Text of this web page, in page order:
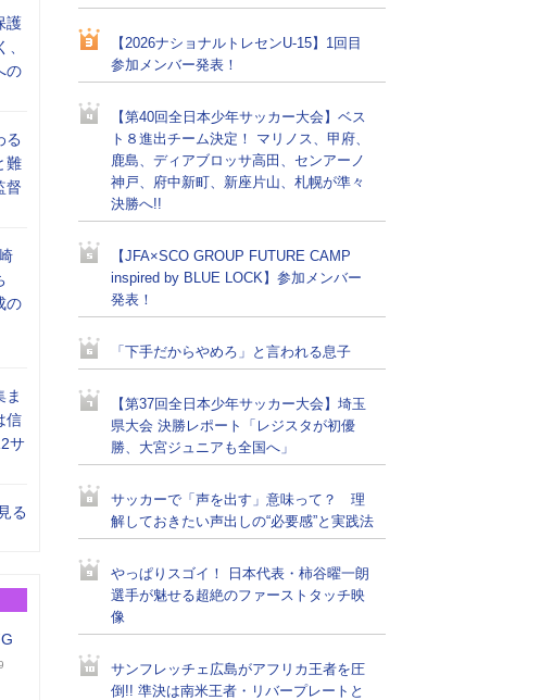
護
の
る
難
督
の
ま
信
サ
る
【2026ナショナルトレセンU-15】1回目
参加メンバー発表！
【第40回全日本少年サッカー大会】ベス
ト８進出チーム決定！ マリノス、甲府、
鹿島、ディアブロッサ高田、センアーノ
神戸、府中新町、新座片山、札幌が準々
決勝へ!!
【JFA×SCO GROUP FUTURE CAMP
inspired by BLUE LOCK】参加メンバー
発表！
「下手だからやめろ」と言われる息子
【第37回全日本少年サッカー大会】埼玉
県大会 決勝レポート「レジスタが初優
勝、大宮ジュニアも全国へ」
サッカーで「声を出す」意味って？ 理
解しておきたい声出しの“必要感”と実践法
やっぱりスゴイ！ 日本代表・柿谷曜一朗
選手が魅せる超絶のファーストタッチ映
像
サンフレッチェ広島がアフリカ王者を圧
倒!! 準決は南米王者・リバープレートと